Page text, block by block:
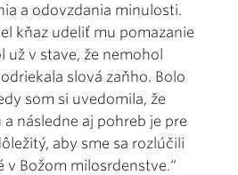
a odovzdania minulosti.
kňaz udeliť mu pomazanie
už v stave, že nemohol
slová zaňho. Bolo
som si uvedomila, že
následne aj pohreb je pre
aby sme sa rozlúčili
v Božom milosrdenstve.“